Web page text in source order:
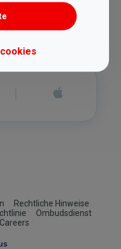
Rechtliche Hinweise
Ombudsdienst
Careers